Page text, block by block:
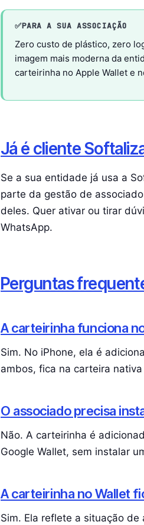
✅PARA A SUA ASSOCIAÇÃO
Zero custo de plástico, zero
imagem mais moderna da
carteirinha no Apple Wallet e
Já é cliente
Se a sua entidade já usa a
parte da gestão de
deles. Quer ativar ou tirar
WhatsApp.
Perguntas
A carteirinha funciona
Sim. No iPhone, ela é
ambos, fica na carteira
O associado precisa
Não. A carteirinha é
Google Wallet, sem instalar
A carteirinha no Wallet
Sim. Ela reflete a situação